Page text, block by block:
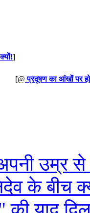
]
[@ प्रदूषण का आंखों पर
उम्र
के बीच